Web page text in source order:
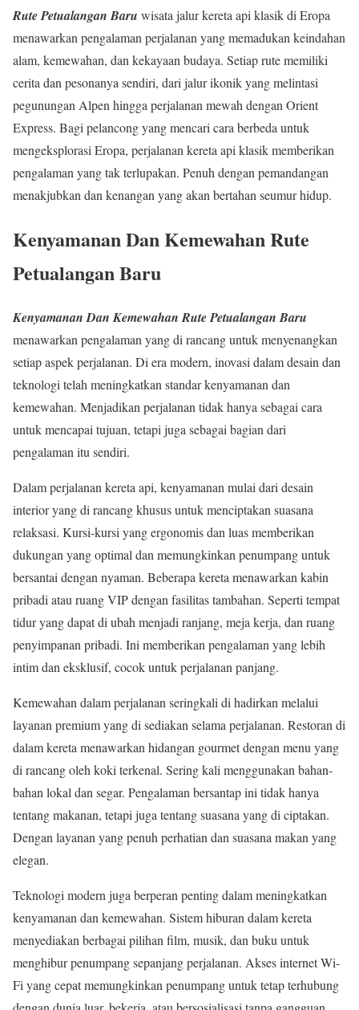
Rute Petualangan Baru wisata jalur kereta api klasik di Eropa
menawarkan pengalaman perjalanan yang memadukan keindahan
alam, kemewahan, dan kekayaan budaya. Setiap rute memiliki
cerita dan pesonanya sendiri, dari jalur ikonik yang melintasi
pegunungan Alpen hingga perjalanan mewah dengan Orient
Express. Bagi pelancong yang mencari cara berbeda untuk
mengeksplorasi Eropa, perjalanan kereta api klasik memberikan
pengalaman yang tak terlupakan. Penuh dengan pemandangan
menakjubkan dan kenangan yang akan bertahan seumur hidup.
Kenyamanan Dan Kemewahan Rute
Petualangan Baru
Kenyamanan Dan Kemewahan Rute Petualangan Baru
menawarkan pengalaman yang di rancang untuk menyenangkan
setiap aspek perjalanan. Di era modern, inovasi dalam desain dan
teknologi telah meningkatkan standar kenyamanan dan
kemewahan. Menjadikan perjalanan tidak hanya sebagai cara
untuk mencapai tujuan, tetapi juga sebagai bagian dari
pengalaman itu sendiri.
Dalam perjalanan kereta api, kenyamanan mulai dari desain
interior yang di rancang khusus untuk menciptakan suasana
relaksasi. Kursi-kursi yang ergonomis dan luas memberikan
dukungan yang optimal dan memungkinkan penumpang untuk
bersantai dengan nyaman. Beberapa kereta menawarkan kabin
pribadi atau ruang VIP dengan fasilitas tambahan. Seperti tempat
tidur yang dapat di ubah menjadi ranjang, meja kerja, dan ruang
penyimpanan pribadi. Ini memberikan pengalaman yang lebih
intim dan eksklusif, cocok untuk perjalanan panjang.
Kemewahan dalam perjalanan seringkali di hadirkan melalui
layanan premium yang di sediakan selama perjalanan. Restoran di
dalam kereta menawarkan hidangan gourmet dengan menu yang
di rancang oleh koki terkenal. Sering kali menggunakan bahan-
bahan lokal dan segar. Pengalaman bersantap ini tidak hanya
tentang makanan, tetapi juga tentang suasana yang di ciptakan.
Dengan layanan yang penuh perhatian dan suasana makan yang
elegan.
Teknologi modern juga berperan penting dalam meningkatkan
kenyamanan dan kemewahan. Sistem hiburan dalam kereta
menyediakan berbagai pilihan film, musik, dan buku untuk
menghibur penumpang sepanjang perjalanan. Akses internet Wi-
Fi yang cepat memungkinkan penumpang untuk tetap terhubung